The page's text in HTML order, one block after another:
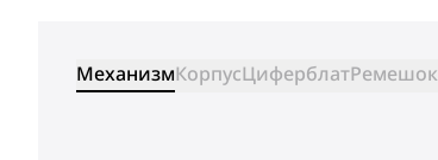
МеханизмКорпусЦиферблатРемешок